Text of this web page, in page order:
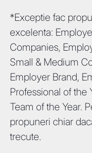
*Exceptie fac
excelenta:
Companies,
Small & Medium
Employer Brand,
Professional of the
Team of the Year.
propuneri chiar
trecute.